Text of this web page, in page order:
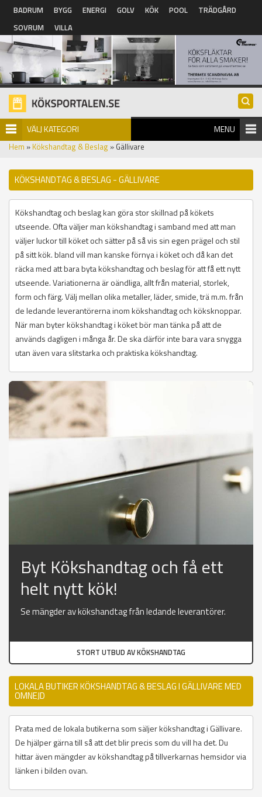
Hoppa till huvudinnehåll
BADRUM BYGG ENERGI GOLV KÖK POOL
TRÄDGÅRD
SOVRUM
VILLA
VÄLJ KATEGORI MENU
Hem » Kökshandtag & Beslag » Gällivare
KÖKSHANDTAG & BESLAG - GÄLLIVARE
Kökshandtag och beslag kan göra stor skillnad på kökets
utseende. Ofta väljer man kökshandtag i samband med att man
väljer luckor till köket och sätter på så vis sin egen prägel och stil
på sitt kök. bland vill man kanske förnya i köket och då kan det
räcka med att bara byta kökshandtag och beslag för att få ett nytt
utseende. Variationerna är oändliga, allt från material, storlek,
form och färg. Välj mellan olika metaller, läder, smide, trä m.m. från
de ledande leverantörerna inom kökshandtag och köksknoppar.
När man byter kökshandtag i köket bör man tänka på att de
används dagligen i många år. De ska därför inte bara vara snygga
utan även vara slitstarka och praktiska kökshandtag.
Byt Kökshandtag och få ett
helt nytt kök!
Se mängder av kökshandtag från ledande leverantörer.
STORT UTBUD AV KÖKSHANDTAG
LOKALA BUTIKER KÖKSHANDTAG & BESLAG I GÄLLIVARE MED
OMNEJD
Prata med de lokala butikerna som säljer kökshandtag i Gällivare.
De hjälper gärna till så att det blir precis som du vill ha det. Du
hittar även mängder av kökshandtag på tillverkarnas hemsidor via
länken i bilden ovan.